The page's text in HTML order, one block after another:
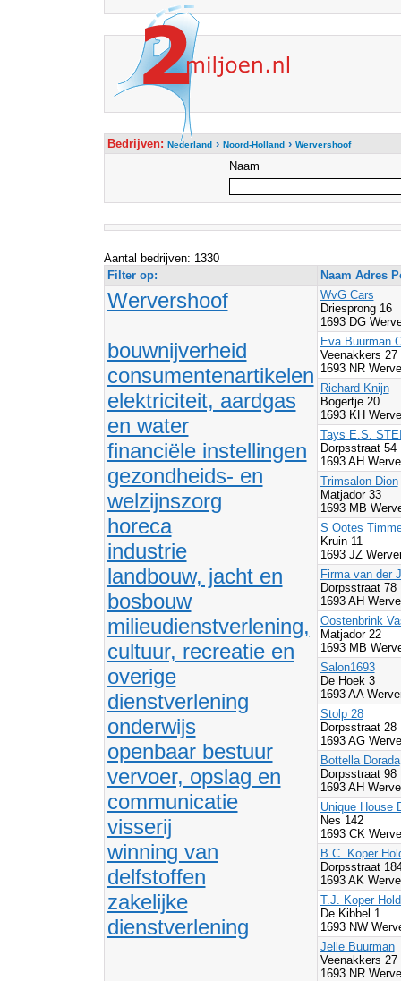
Bedrijven: Nederland› Noord-Holland› Wervershoof
Naam
Aantal bedrijven: 1330
Filter op:
Naam Adres
Wervershoof
bouwnijverheid
consumentenartikelen
elektriciteit, aardgas
en water
financiële instellingen
gezondheids- en
welzijnszorg
horeca
industrie
landbouw, jacht en
bosbouw
milieudienstverlening,
cultuur, recreatie en
overige
dienstverlening
onderwijs
openbaar bestuur
vervoer, opslag en
communicatie
visserij
winning van
delfstoffen
zakelijke
dienstverlening
WvG Cars
Driesprong 16
1693 DG
Eva Buurman
Veenakkers 27
1693 NR
Richard Knijn
Bogertje 20
1693 KH
Tays E.S.
Dorpsstraat 54
1693 AH
Trimsalon Dion
Matjador 33
1693 MB
S Ootes
Kruin 11
1693 JZ
Firma van der
Dorpsstraat 78
1693 AH
Oostenbrink
Matjador 22
1693 MB
Salon1693
De Hoek 3
1693 AA
Stolp 28
Dorpsstraat 28
1693 AG
Bottella Dorada
Dorpsstraat 98
1693 AH
Unique House
Nes 142
1693 CK
B.C. Koper
Dorpsstraat
1693 AK
T.J. Koper
De Kibbel 1
1693 NW
Jelle Buurman
Veenakkers 27
1693 NR